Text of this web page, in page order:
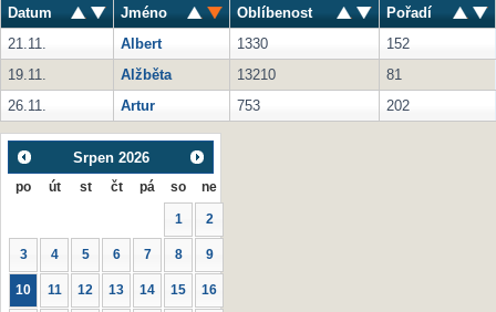
Datum Jméno Oblíbenost
Pořadí
21.11.
Albert 1330
152
19.11.
Alžběta 13210
81
26.11.
Artur 753 202
Srpen 2026
po út st čt pá so ne
1 2
3 4 5 6 7 8 9
10 11 12 13 14 15 16